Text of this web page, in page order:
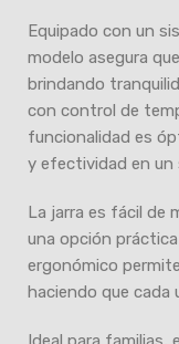
Equipado con un
modelo asegura
brindando
con control de
funcionalidad es
y efectividad en un
La jarra es fácil de
una opción práctica
ergonómico
haciendo que cada